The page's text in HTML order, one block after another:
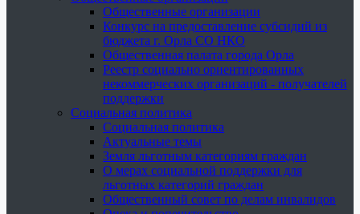
Общественные организации
Конкурс на предоставление субсидий из
бюджета г. Орла СО НКО
Общественная палата города Орла
Реестр социально ориентированных
некоммерческих организаций - получателей
поддержки
Социальная политика
Социальная политика
Актуальные темы
Земля льготным категориям граждан
О мерах социальной поддержки для
льготных категорий граждан
Общественный совет по делам инвалидов